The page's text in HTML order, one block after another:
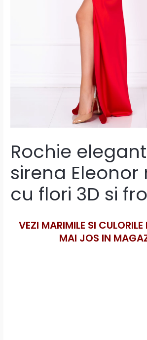
Rochie
sirena Eleonor
cu flori 3D si
VEZI MARIMILE SI CULORILE
MAI JOS IN